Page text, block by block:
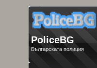
PoliceBG
Българската полиция